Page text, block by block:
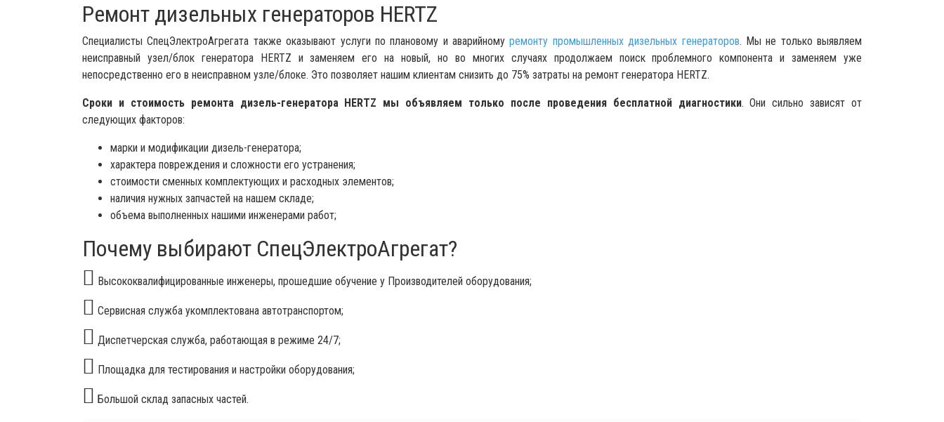
Ремонт дизельных генераторов HERTZ
Специалисты СпецЭлектроАгрегата также оказывают услуги по плановому и аварийномуремонту промышленных дизельных генераторов. Мы не только выявляем
неисправный узел/блок генератора HERTZ и заменяем его на новый, но во многих случаях продолжаем поиск проблемного компонента и заменяем уже
непосредственно его в неисправном узле/блоке. Это позволяет нашим клиентам снизить до 75% затраты на ремонт генератора HERTZ.
Сроки и стоимость ремонта дизель-генератора HERTZ мы объявляем только после проведения бесплатной диагностики. Они сильно зависят от
следующих факторов:
марки и модификации дизель-генератора;
характера повреждения и сложности его устранения;
стоимости сменных комплектующих и расходных элементов;
наличия нужных запчастей на нашем складе;
объема выполненных нашими инженерами работ;
Почему выбирают СпецЭлектроАгрегат?
Высококвалифицированные инженеры, прошедшие обучение у Производителей оборудования;
Сервисная служба укомплектована автотранспортом;
Диспетчерская служба, работающая в режиме 24/7;
Площадка для тестирования и настройки оборудования;
Большой склад запасных частей.